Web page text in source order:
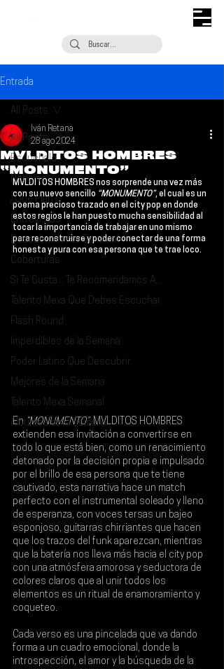
Entrada
All Posts
Escúchalo
Noticias
¿Qué Plan?
Entrevistas
Descubrimiento Semanal
Coberturas
Si Te Gusta... Te Recomendamos A...
Talento Mexa Que Debes Escuchar
Flash Round
Imperdibles de la Semana
Poder Latino Que Descubrir
Mejores de la Semana
Talento Mexa Semanal
Álbumes de la Semana
All Posts
MVLDITOS HOMBRES
“MONUMENTO”
Iván Retana
28 ago 2024
MVLDITOS HOMBRES nos sorprende una vez más
con su nuevo sencillo “MONUMENTO”, el cual es un
poema precioso trazado en el city pop en donde
estos regios le han puesto mucha sensibilidad al
tocar la importancia de trabajar en uno mismo
para reconstruirse y poder conectar de una forma
honesta y pura con esa persona que te trae loco.
En “MONUMENTO”, MVLDITOS HOMBRES
extienden esa invitación a convertirse en
todo lo que está bien, como un renacimiento
detonado por la decisión propia e impulsado
por el brillo de esa persona que te tiene
cautivado, esta narrativa hace un match
perfecto con el instrumental soleado y lleno
de esperanza, con voces tersas un bajeo
esponjoso, guitarras chirriantes que hacen
que los trazos del funk aparezcan, mientras
que la batería nos lleva más hacia el city pop
con una atmósfera amorosa y seductora de
colores claros que al unir todos los
elementos es un ritual de enamoramiento y
coqueteo.
Cada verso es una pincelada que va dando
forma a un cuadro emocional, donde la
introspección, el amor y la búsqueda de la